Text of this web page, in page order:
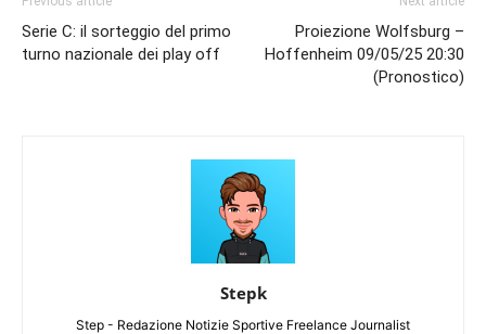
Serie C: il sorteggio del primo
turno nazionale dei play off
Proiezione Wolfsburg –
Hoffenheim 09/05/25 20:30
(Pronostico)
Stepk
Step - Redazione Notizie Sportive Freelance Journalist